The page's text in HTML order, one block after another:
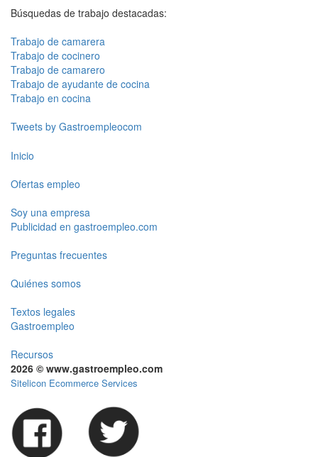
Búsquedas de trabajo destacadas:
Trabajo de camarera
Trabajo de cocinero
Trabajo de camarero
Trabajo de ayudante de cocina
Trabajo en cocina
Tweets by Gastroempleocom
Inicio
Ofertas empleo
Soy una empresa
Publicidad en gastroempleo.com
Preguntas frecuentes
Quiénes somos
Textos legales
Gastroempleo
Recursos
2026 © www.gastroempleo.com
Sitelicon Ecommerce Services